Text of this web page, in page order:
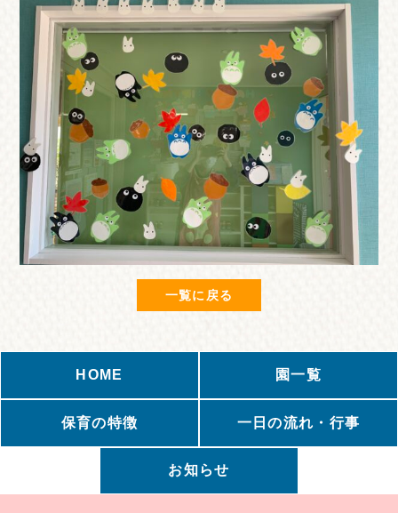
一覧に戻る
HOME 園一覧
保育の特徴 一日の流れ・行事
お知らせ